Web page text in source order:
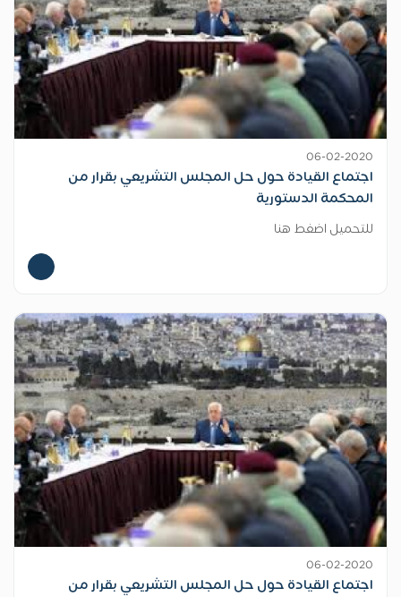
06-02-2020
اجتماع القيادة حول حل المجلس التشريعي بقرار من
المحكمة الدستورية
للتحميل اضغط هنا
06-02-2020
اجتماع القيادة حول حل المجلس التشريعي بقرار من